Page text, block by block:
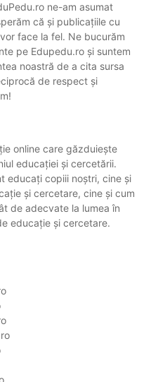
ne-am asumat
că și publicațiile cu
face la fel. Ne bucurăm
pe Edupedu.ro și suntem
noastră de a cita sursa
de respect și
online care găzduiește
educației și cercetării.
educați copiii noștri, cine și
și cercetare, cine și cum
de adecvate la lumea în
educație și cercetare.